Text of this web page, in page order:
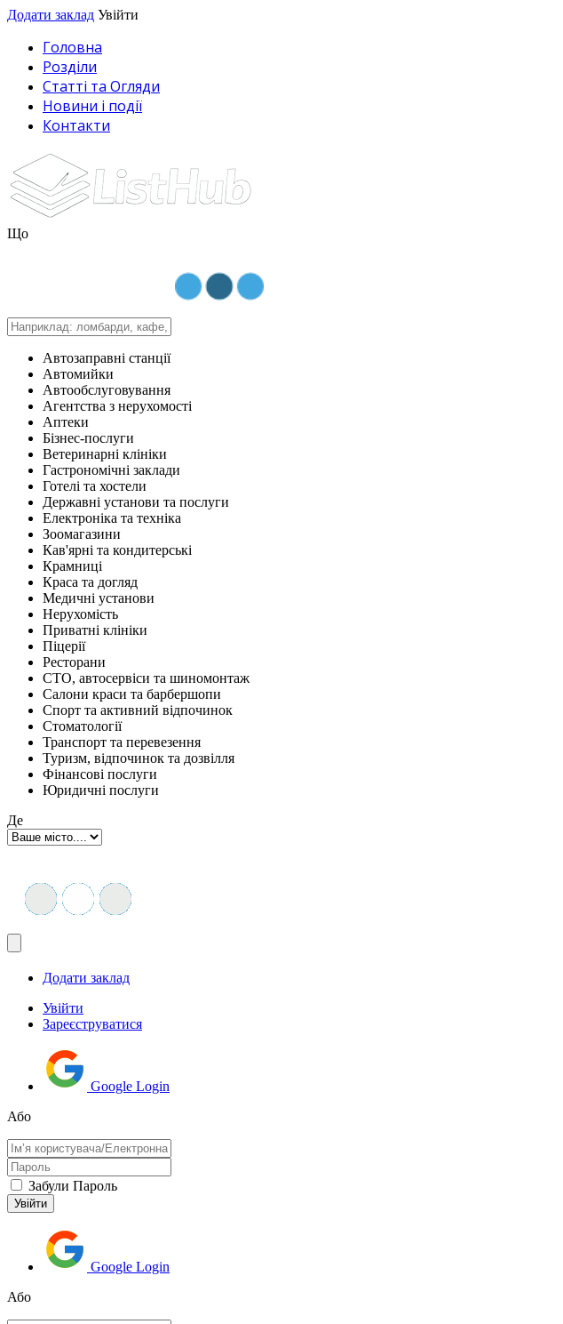
Додати заклад Увійти
Головна
Розділи
Статті та Огляди
Новини і події
Контакти
Що
Автозаправні станції
Автомийки
Автообслуговування
Агентства з нерухомості
Аптеки
Бізнес-послуги
Ветеринарні клініки
Гастрономічні заклади
Готелі та хостели
Державні установи та послуги
Електроніка та техніка
Зоомагазини
Кав'ярні та кондитерські
Крамниці
Краса та догляд
Медичні установи
Нерухомість
Приватні клініки
Піцерії
Ресторани
СТО, автосервіси та шиномонтаж
Салони краси та барбершопи
Спорт та активний відпочинок
Стоматології
Транспорт та перевезення
Туризм, відпочинок та дозвілля
Фінансові послуги
Юридичні послуги
Де
Додати заклад
Увійти
Зареєструватися
Google Login
Або
Забули Пароль
Google Login
Або